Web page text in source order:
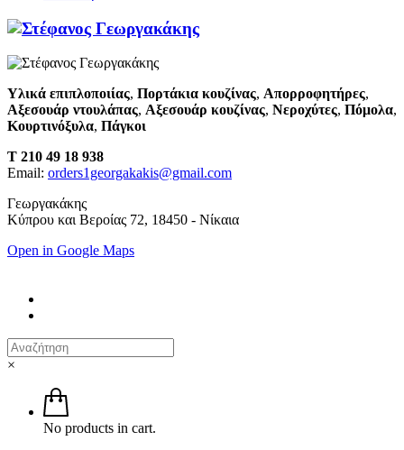
Υλικά επιπλοποιίας, Πορτάκια κουζίνας, Απορροφητήρες,
Αξεσουάρ ντουλάπας, Αξεσουάρ κουζίνας, Νεροχύτες, Πόμολα,
Κουρτινόξυλα, Πάγκοι
T 210 49 18 938
Email: orders1georgakakis@gmail.com
Γεωργακάκης
Κύπρου και Βεροίας 72, 18450 - Νίκαια
Open in Google Maps
×
No products in cart.